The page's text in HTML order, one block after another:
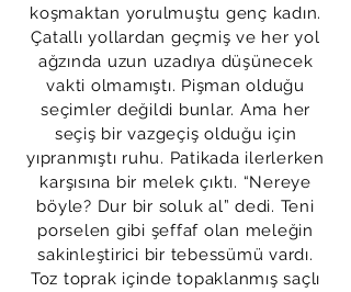
koşmaktan yorulmuştu genç kadın.
Çatallı yollardan geçmiş ve her yol
ağzında uzun uzadıya düşünecek
vakti olmamıştı. Pişman olduğu
seçimler değildi bunlar. Ama her
seçiş bir vazgeçiş olduğu için
yıpranmıştı ruhu. Patikada ilerlerken
karşısına bir melek çıktı. “Nereye
böyle? Dur bir soluk al” dedi. Teni
porselen gibi şeffaf olan meleğin
sakinleştirici bir tebessümü vardı.
Toz toprak içinde topaklanmış saçlı